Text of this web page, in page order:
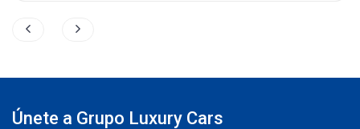
Únete a Grupo Luxury Cars